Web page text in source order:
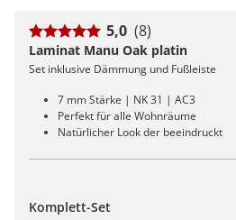
5,0 (8)
Laminat Manu Oak platin
Set inklusive Dämmung und Fußleiste
7 mm Stärke | NK 31 | AC3
Perfekt für alle Wohnräume
Natürlicher Look der beeindruckt
Komplett-Set